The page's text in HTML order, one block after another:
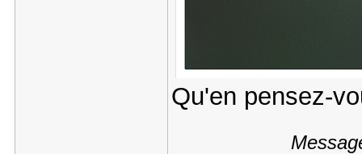
Qu'en pensez-